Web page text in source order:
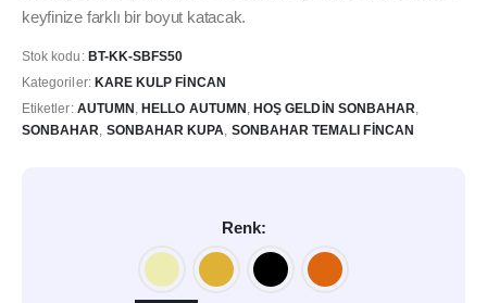
keyfinize farklı bir boyut katacak.
Stok kodu: BT-KK-SBFS50
Kategoriler: KARE KULP FINCAN
Etiketler: AUTUMN ,HELLO AUTUMN ,HOŞ GELDIN SONBAHAR
SONBAHAR SONBAHAR KUPA SONBAHAR TEMALI FINCAN
Renk